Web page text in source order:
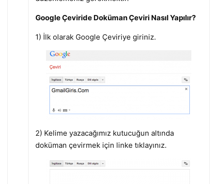
Google Çeviride Doküman Çeviri Nasıl Yapılır?
1) İlk olarak Google Çeviriye giriniz.
2) Kelime yazacağımız kutucuğun altında
doküman çevirmek için linke tıklayınız.